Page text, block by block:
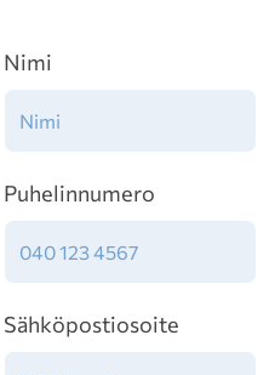
Nimi
Puhelinnumero
Sähköpostiosoite